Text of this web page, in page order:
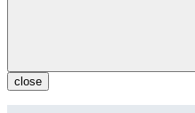
close